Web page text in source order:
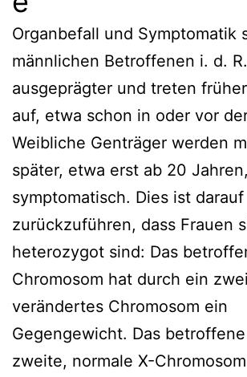
Organbefall und Symptomatik
männlichen Betroffenen i. d.
ausgeprägter und treten
auf, etwa schon in oder vor
Weibliche Genträger werden
später, etwa erst ab 20 Jahren,
symptomatisch. Dies ist darauf
zurückzuführen, dass Frauen
heterozygot sind: Das
Chromosom hat durch ein
verändertes Chromosom ein
Gegengewicht. Das
zweite, normale X-